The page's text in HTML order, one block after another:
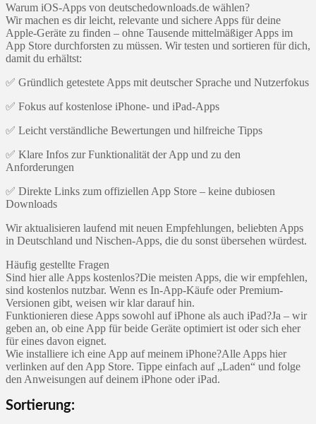
Warum iOS-Apps von deutschedownloads.de wählen?
Wir machen es dir leicht, relevante und sichere Apps für deine
Apple-Geräte zu finden – ohne Tausende mittelmäßiger Apps im
App Store durchforsten zu müssen. Wir testen und sortieren für dich,
damit du erhältst:
✅ Gründlich getestete Apps mit deutscher Sprache und Nutzerfokus
✅ Fokus auf kostenlose iPhone- und iPad-Apps
✅ Leicht verständliche Bewertungen und hilfreiche Tipps
✅ Klare Infos zur Funktionalität der App und zu den
Anforderungen
✅ Direkte Links zum offiziellen App Store – keine dubiosen
Downloads
Wir aktualisieren laufend mit neuen Empfehlungen, beliebten Apps
in Deutschland und Nischen-Apps, die du sonst übersehen würdest.
Häufig gestellte Fragen
Sind hier alle Apps kostenlos?Die meisten Apps, die wir empfehlen,
sind kostenlos nutzbar. Wenn es In-App-Käufe oder Premium-
Versionen gibt, weisen wir klar darauf hin.
Funktionieren diese Apps sowohl auf iPhone als auch iPad?Ja – wir
geben an, ob eine App für beide Geräte optimiert ist oder sich eher
für eines davon eignet.
Wie installiere ich eine App auf meinem iPhone?Alle Apps hier
verlinken auf den App Store. Tippe einfach auf „Laden“ und folge
den Anweisungen auf deinem iPhone oder iPad.
Sortierung: